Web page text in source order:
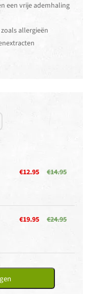
een vrije ademhaling
allergieën
€12.95 €14.95
€19.95 €24.95